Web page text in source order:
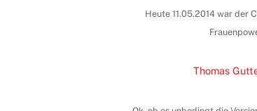
Heute 11.05.2014 war der
Thomas